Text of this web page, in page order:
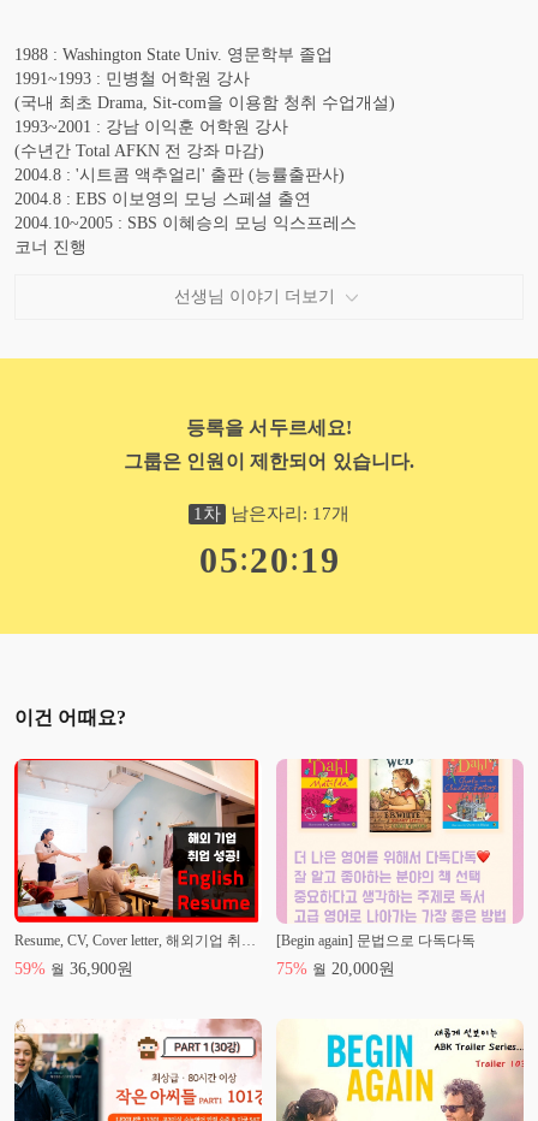
1988 : Washington State Univ. 영문학부 졸업
1991~1993 : 민병철 어학원 강사
(국내 최초 Drama, Sit-com을 이용함 청취 수업개설)
1993~2001 : 강남 이익훈 어학원 강사
(수년간 Total AFKN 전 강좌 마감)
2004.8 : '시트콤 액추얼리' 출판 (능률출판사)
2004.8 : EBS 이보영의 모닝 스페셜 출연
2004.10~2005 : SBS 이혜승의 모닝 익스프레스
코너 진행
2005.2~7 : EBS 라디오 프로그램 '초보 탈출 English, Go! Go!'
2006.11~12 : SBS TV 영어 마을 옹알이 특강 강사
2007.01~현재 : YBM 생활영어 담당
2007.01~2007.06 : EBS English Go Go 옹알이 특강강사
2005.02~현재 : 삼성 SDS 멀티캠퍼스와 제휴 - 영어교육과정 컨텐츠
2008.01 : '미드 자막없이 즐겨라' 1권 출판 [(주)이퍼블릭]
2015~2016 : [한국산업기술진흥원] 영어 면접심사
선생님 이야기 더보기
등록을 서두르세요!
그룹은 인원이 제한되어 있습니다.
1 차 남은자리: 17개
05:20:18
이건 어때요?
Resume, CV, Cover letter, 해외기업 취업 성공하기!
59% 월 36,900원
[Begin again] 문법으로 다독다독
75% 월 20,000원